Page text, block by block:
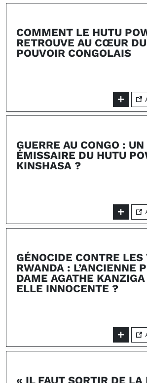
COMMENT LE HUTU
RETROUVE AU CŒUR DU
POUVOIR CONGOLAIS
GUERRE AU CONGO : UN
ÉMISSAIRE DU HUTU
KINSHASA ?
GÉNOCIDE CONTRE
RWANDA : L’ANCIENNE
DAME AGATHE
ELLE INNOCENTE ?
« IL FAUT SORTIR DE LA